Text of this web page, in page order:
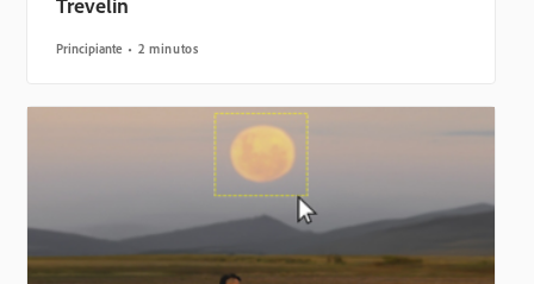
Principiante 2 minutos